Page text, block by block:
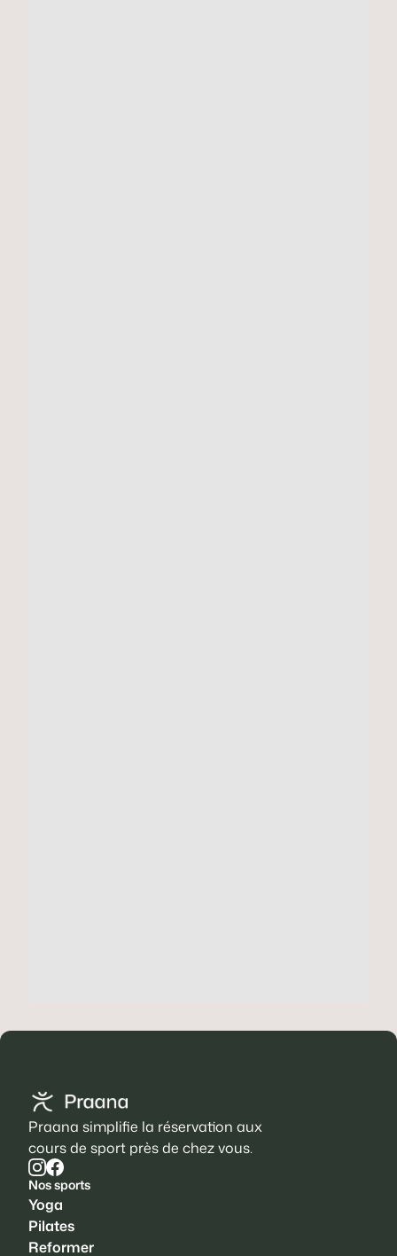
Praana simplifie la réservation aux
cours de sport près de chez vous.
Nos sports
Yoga
Pilates
Reformer